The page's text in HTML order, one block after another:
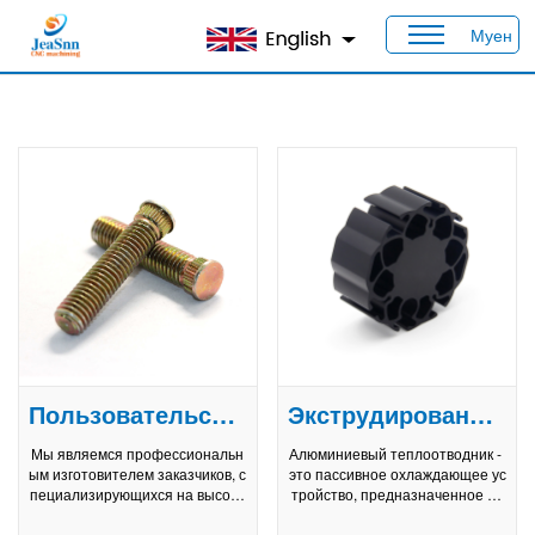
Муен
Дом
Пользовательский круглый колесный шпильок
Мы являемся профессиональн
ым изготовителем заказчиков, с
пециализирующихся на высоко
Экструдированный алюминиевый теплоотводник Производитель
Алюминиевый теплоотводник -
это пассивное охлаждающее ус
тройство, предназначенное дл